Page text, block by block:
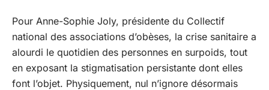
Pour Anne-Sophie Joly, présidente du Collectif
national des associations d’obèses, la crise sanitaire a
alourdi le quotidien des personnes en surpoids, tout
en exposant la stigmatisation persistante dont elles
font l’objet. Physiquement, nul n’ignore désormais